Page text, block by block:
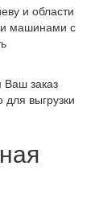
и области
машинами с
Ваш заказ
выгрузки